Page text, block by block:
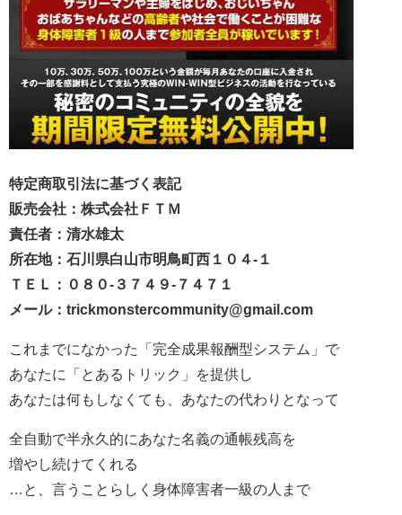
特定商取引法に基づく表記
販売会社：株式会社ＦＴＭ
責任者：清水雄太
所在地：石川県白山市明鳥町西１０４-１
ＴＥＬ：０８０-３７４９-７４７１
メール：trickmonstercommunity@gmail.com
これまでになかった「完全成果報酬型システム」で
あなたに「とあるトリック」を提供し
あなたは何もしなくても、あなたの代わりとなって
全自動で半永久的にあなた名義の通帳残高を
増やし続けてくれる
…と、言うことらしく身体障害者一級の人まで